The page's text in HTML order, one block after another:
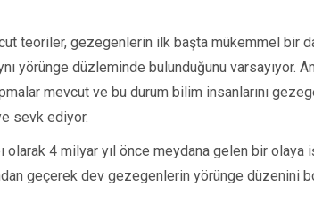
teoriler, gezegenlerin ilk başta mükemmel bir
yörünge düzleminde bulunduğunu varsayıyor.
mevcut ve bu durum bilim insanlarını
sevk ediyor.
olarak 4 milyar yıl önce meydana gelen bir
geçerek dev gezegenlerin yörünge düzenini